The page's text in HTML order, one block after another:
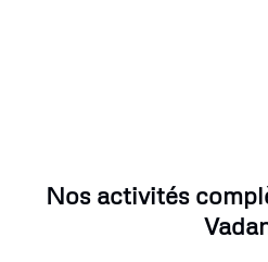
Nos activités